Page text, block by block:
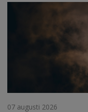
07 augusti 2026